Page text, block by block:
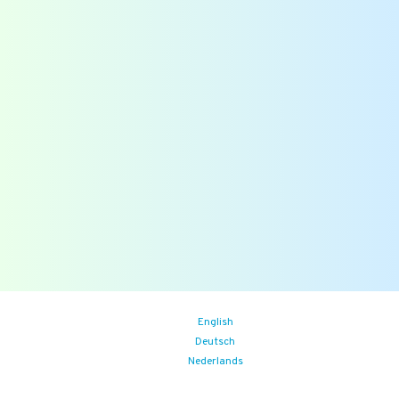
English
Deutsch
Nederlands